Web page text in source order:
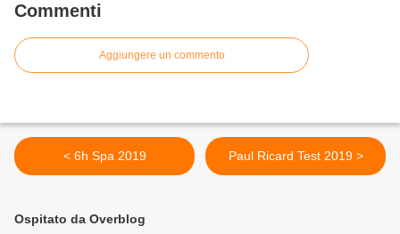
Commenti
Aggiungere un commento
< 6h Spa 2019 Paul Ricard Test 2019 >
Ospitato da Overblog